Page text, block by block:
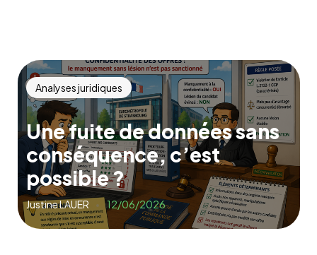
Analyses juridiques
Une fuite de données sans
conséquence, c’est
possible ?
Justine LAUER 12/06/2026